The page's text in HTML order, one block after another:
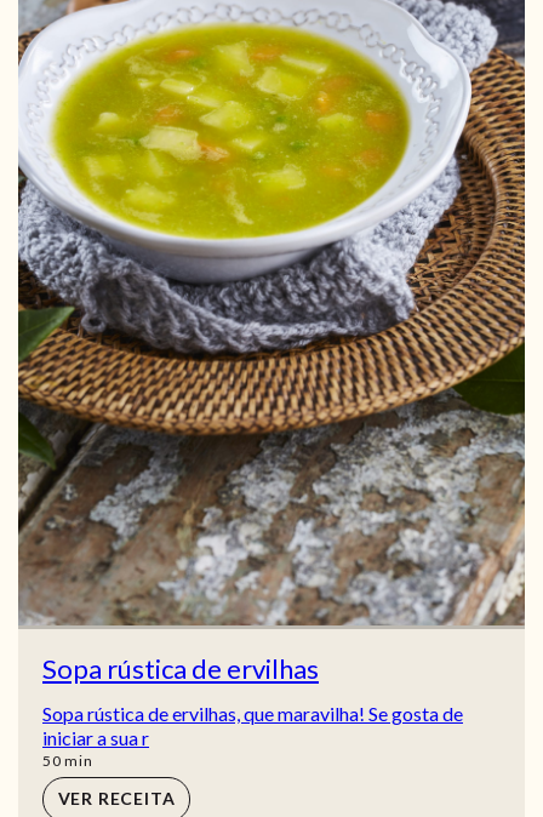
Sopa rústica de ervilhas
Sopa rústica de ervilhas, que maravilha! Se gosta de
iniciar a sua r
50min
min
VER RECEITA